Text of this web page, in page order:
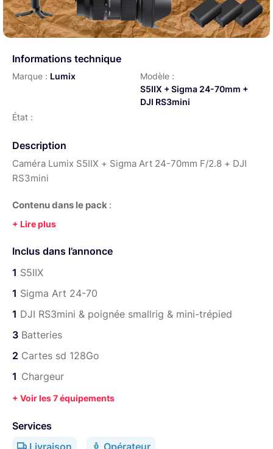
Informations technique
Marque : Lumix
Modèle :
S5IIX + Sigma 24-70mm +
DJI RS3mini
État :
Description
Caméra Lumix S5IIX + Sigma Art 24-70mm F/2.8 + DJI
RS3mini
Contenu dans le pack :
1 boitier S5IIX
1 Objectif Sigma Art 24-70mm F/2.8
1 dji rs3 & Poignée Smallrig & Mini trépied
3 batteries Panasonic & chargeur double
2 cartes sd 128 Go 200Mb/s
1 sac à dos lowePro Tactical AW II
Consommable en Option
Gaffer Noir /Blanc :
https://www.lightyshare.com/annonce/show/34156
https://www.lightyshare.com/annonce/show/34157
Inclus dans l’annonce
1 S5IIX
1 Sigma Art 24-70
1 DJI RS3mini & poignée smallrig & mini-trépied
3 Batteries
2 Cartes sd 128Go
1 Chargeur
+ Voir les 7 équipements
Services
Livraison
Opérateur